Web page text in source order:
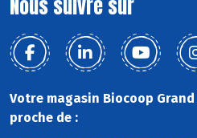
Nous suivre sur
Votre magasin Biocoop
proche de :